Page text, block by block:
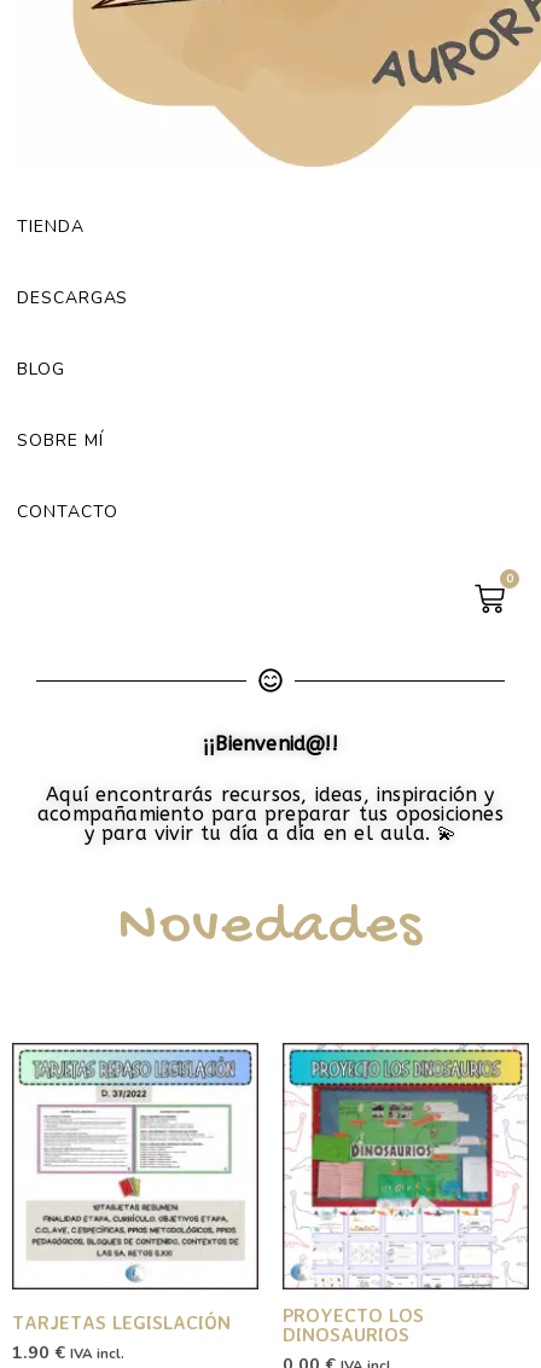
TIENDA
DESCARGAS
BLOG
SOBRE MÍ
CONTACTO
0
¡¡Bienvenid@!!
Aquí encontrarás recursos, ideas, inspiración y
acompañamiento para preparar tus oposiciones
y para vivir tu día a día en el aula. 💫
Novedades
TARJETAS LEGISLACIÓN
1.90 € IVA incl.
PROYECTO LOS
DINOSAURIOS